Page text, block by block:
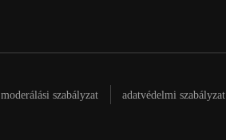
moderálási szabályzat adatvédelmi szabályzat